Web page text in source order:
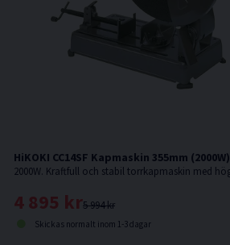
HiKOKI CC14SF Kapmaskin 355mm (2000W)
5 994 kr
4 895 kr
Skickas normalt inom 1-3 dagar